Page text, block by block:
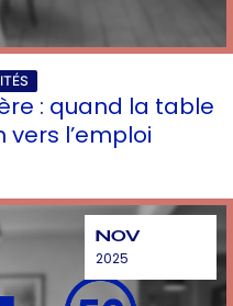
: quand la table
l’emploi
NOV
2025